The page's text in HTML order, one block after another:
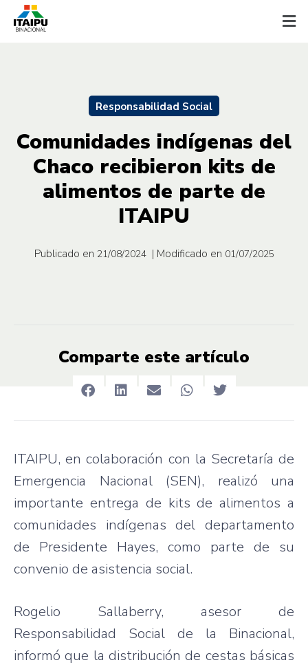
Responsabilidad Social
Comunidades indígenas del
Chaco recibieron kits de
alimentos de parte de
ITAIPU
Publicado en 21/08/2024 | Modificado en 01/07/2025
Comparte este artículo
ITAIPU, en colaboración con la Secretaría de
Emergencia Nacional (SEN), realizó una
importante entrega de kits de alimentos a
comunidades indígenas del departamento
de Presidente Hayes, como parte de su
convenio de asistencia social.
Rogelio Sallaberry, asesor de
Responsabilidad Social de la Binacional,
informó que la distribución de cestas básicas